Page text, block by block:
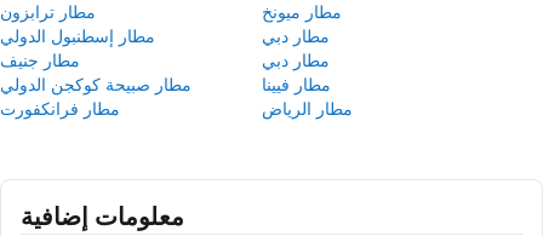
مطار ترابزون
مطار ميونخ
مطار إسطنبول الدولي
مطار دبي
مطار جنيف
مطار دبي
مطار صبيحة كوكجن الدولي
مطار فيينا
مطار فرانكفورت
مطار الرياض
معلومات إضافية